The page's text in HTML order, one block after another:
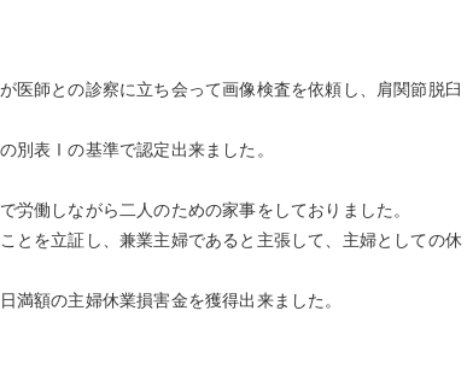
師との診察に立ち会って画像検査を依頼し、肩関節脱臼
表Ⅰの基準で認定出来ました。
働しながら二人のための家事をしておりました。
を立証し、兼業主婦であると主張して、主婦としての休
額の主婦休業損害金を獲得出来ました。